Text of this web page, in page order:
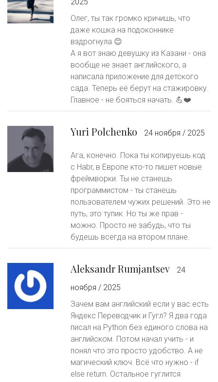
2025
Олег, ты так громко кричишь, что
даже кошка на подоконнике
вздрогнула 😊
А я вот знаю девушку из Казани - она
вообще не знает английского, а
написала приложение для детского
сада. Теперь её берут на стажировку.
Главное - не бояться начать. 💪❤️
Yuri Polchenko 24 ноября / 2025
Ага, конечно. Пока ты копируешь код
с Habr, в Европе кто-то пишет новые
фреймворки. Ты не станешь
программистом - ты станешь
пользователем чужих решений. Это не
путь, это тупик. Но ты же прав -
можно. Просто не забудь, что ты
будешь всегда на втором плане.
Aleksandr Rumjantsev
24
ноября / 2025
Зачем вам английский если у вас есть
Яндекс Переводчик и Гугл? Я два года
писал на Python без единого слова на
английском. Потом начал учить - и
понял что это просто удобство. А не
магический ключ. Всё что нужно - if
else return. Остальное гуглится